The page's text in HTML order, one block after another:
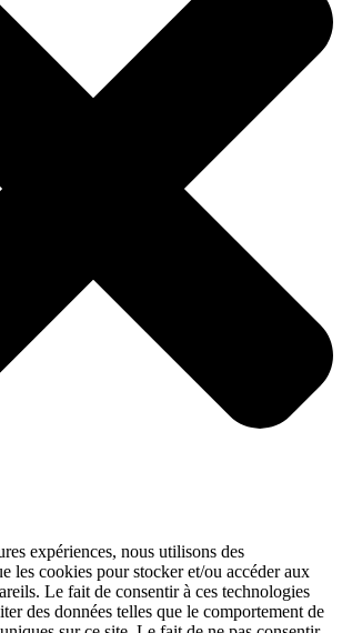
expériences, nous utilisons des
les cookies pour stocker et/ou accéder aux
Le fait de consentir à ces technologies
des données telles que le comportement de